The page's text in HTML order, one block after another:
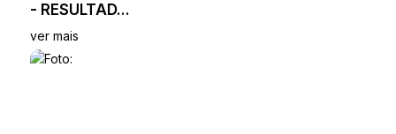
- RESULTAD...
ver mais